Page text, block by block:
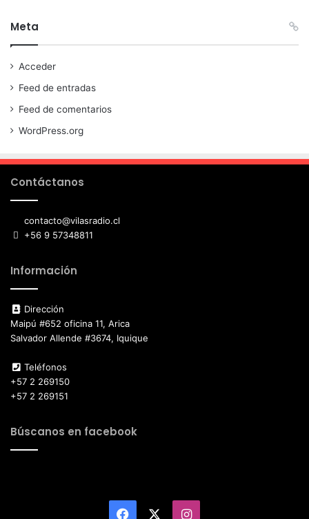
Meta
Acceder
Feed de entradas
Feed de comentarios
WordPress.org
Contáctanos
contacto@vilasradio.cl
+56 9 57348811
Información
Dirección
Maipú #652 oficina 11, Arica
Salvador Allende #3674, Iquique
Teléfonos
+57 2 269150
+57 2 269151
Búscanos en facebook
Facebook Instagram